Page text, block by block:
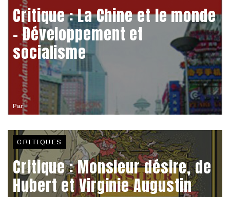
Par
Critique : La Chine et le monde
- Développement et
socialisme
CRITIQUES
Critique : Monsieur désire, de
Hubert et Virginie Augustin